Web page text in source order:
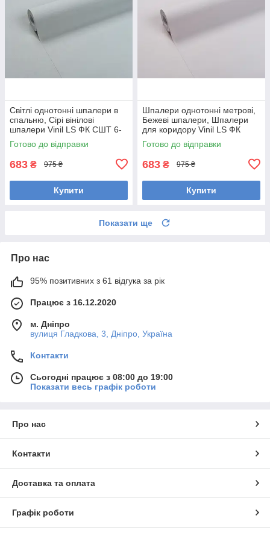
Світлі однотонні шпалери в
спальню, Сірі вінілові
шпалери Vinil LS ФК СШТ 6-
1215 (1,06х10,05м)
Готово до відправки
683 ₴ 975 ₴
Купити
Шпалери однотонні метрові,
Бежеві шпалери, Шпалери
для коридору Vinil LS ФК
СШТ 7-1215 (1,06х10,05м)
Готово до відправки
683 ₴ 975 ₴
Купити
Показати ще
Про нас
95% позитивних з 61 відгука за рік
Працює з 16.12.2020
м. Дніпро
вулиця Гладкова, 3, Дніпро, Україна
Контакти
Сьогодні працює з 08:00 до 19:00
Показати весь графік роботи
Про нас
Контакти
Доставка та оплата
Графік роботи